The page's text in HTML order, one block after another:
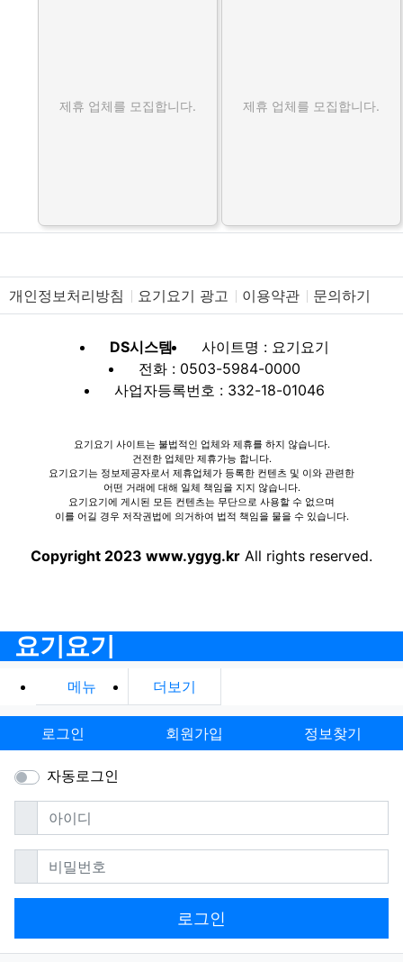
제휴 업체를 모집합니다. 제휴 업체를 모집합니다.
개인정보처리방침 요기요기 광고 이용약관 문의하기
DS시스템
사이트명 : 요기요기
전화 : 0503-5984-0000
사업자등록번호 : 332-18-01046
요기요기 사이트는 불법적인 업체와 제휴를 하지 않습니다.
건전한 업체만 제휴가능 합니다.
요기요기는 정보제공자로서 제휴업체가 등록한 컨텐츠 및 이와 관련한
어떤 거래에 대해 일체 책임을 지지 않습니다.
요기요기에 게시된 모든 컨텐츠는 무단으로 사용할 수 없으며
이를 어길 경우 저작권법에 의거하여 법적 책임을 물을 수 있습니다.
Copyright 2023 www.ygyg.kr All rights reserved.
요기요기
메뉴 더보기
로그인 회원가입 정보찾기
자동로그인
아이디필수
비밀번호필수
로그인